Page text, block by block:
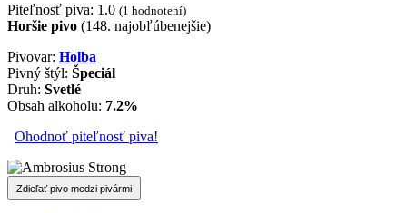
Piteľnosť piva: 1.0 (1 hodnotení)
Horšie pivo (148. najobľúbenejšie)
Pivovar: Holba
Pivný štýl: Špeciál
Druh: Svetlé
Obsah alkoholu: 7.2%
Ohodnoť piteľnosť piva!
Zdieľať pivo medzi pivármi